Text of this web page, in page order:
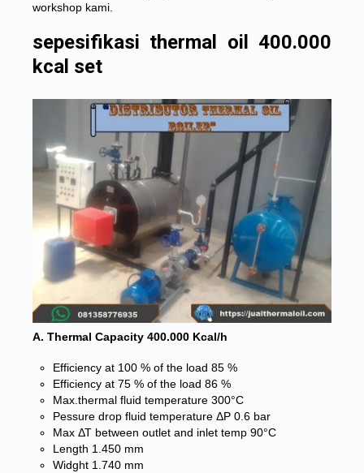
workshop kami.
sepesifikasi thermal oil 400.000
kcal set
A. Thermal Capacity 400.000 Kcal/h
Efficiency at 100 % of the load 85 %
Efficiency at 75 % of the load 86 %
Max.thermal fluid temperature 300°C
Pessure drop fluid temperature ΔP 0.6 bar
Max ΔΤ between outlet and inlet temp 90°C
Length 1.450 mm
Widght 1.740 mm